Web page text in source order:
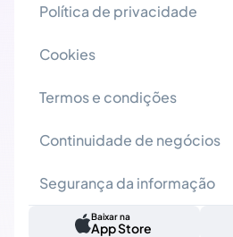
Política de privacidade
Cookies
Termos e condições
Continuidade de negócios
Segurança da informação
Baixar na
App Store